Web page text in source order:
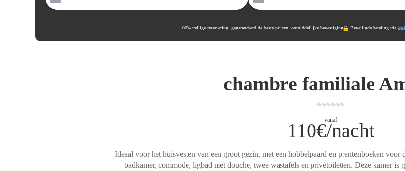
100% veilige reservering, gegarandeerd de beste prijzen, onmiddellijke bevestiging Beveiligde betaling via
chambre familiale
vanaf
110€/nacht
Ideaal voor het huisvesten van een groot gezin, met een hobbelpaard en prentenboeken voor
badkamer, commode, ligbad met douche, twee wastafels en privétoiletten. Deze kamer is